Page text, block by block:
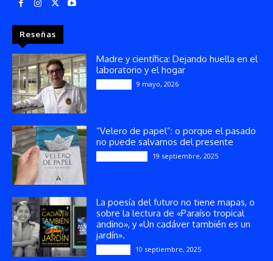
Reseñas
Madre y científica: Dejando huella en el
laboratorio y el hogar
9 mayo, 2026
“Velero de papel”: o porque el pasado
no puede salvarnos del presente
19 septiembre, 2025
La poesía del futuro no tiene mapas, o
sobre la lectura de «Paraíso tropical
andino», y «Un cadáver también es un
jardín».
10 septiembre, 2025